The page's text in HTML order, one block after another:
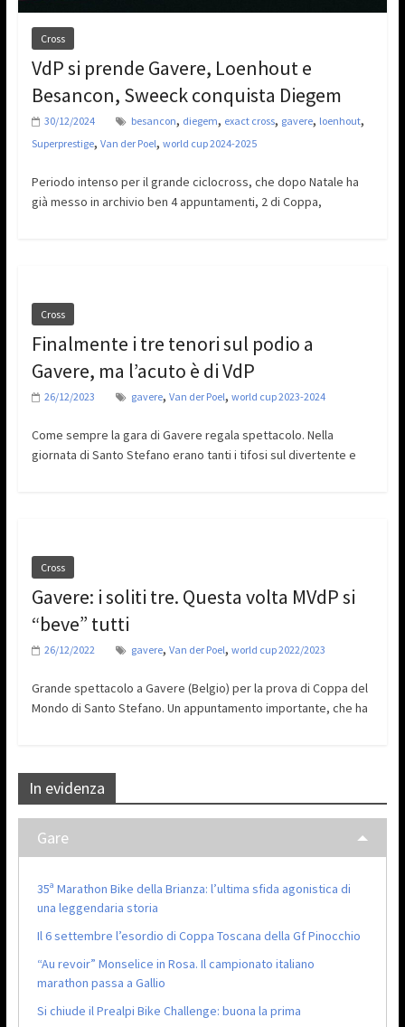
Cross
VdP si prende Gavere, Loenhout e
Besancon, Sweeck conquista Diegem
30/12/2024 besancon, diegem, exact cross, gavere, loenhout,
Superprestige, Van der Poel, world cup 2024-2025
Periodo intenso per il grande ciclocross, che dopo Natale ha
già messo in archivio ben 4 appuntamenti, 2 di Coppa,
Cross
Finalmente i tre tenori sul podio a
Gavere, ma l’acuto è di VdP
26/12/2023 gavere, Van der Poel, world cup 2023-2024
Come sempre la gara di Gavere regala spettacolo. Nella
giornata di Santo Stefano erano tanti i tifosi sul divertente e
Cross
Gavere: i soliti tre. Questa volta MVdP si
“beve” tutti
26/12/2022 gavere, Van der Poel, world cup 2022/2023
Grande spettacolo a Gavere (Belgio) per la prova di Coppa del
Mondo di Santo Stefano. Un appuntamento importante, che ha
In evidenza
Gare
35ª Marathon Bike della Brianza: l’ultima sfida agonistica di
una leggendaria storia
Il 6 settembre l’esordio di Coppa Toscana della Gf Pinocchio
“Au revoir” Monselice in Rosa. Il campionato italiano
marathon passa a Gallio
Si chiude il Prealpi Bike Challenge: buona la prima